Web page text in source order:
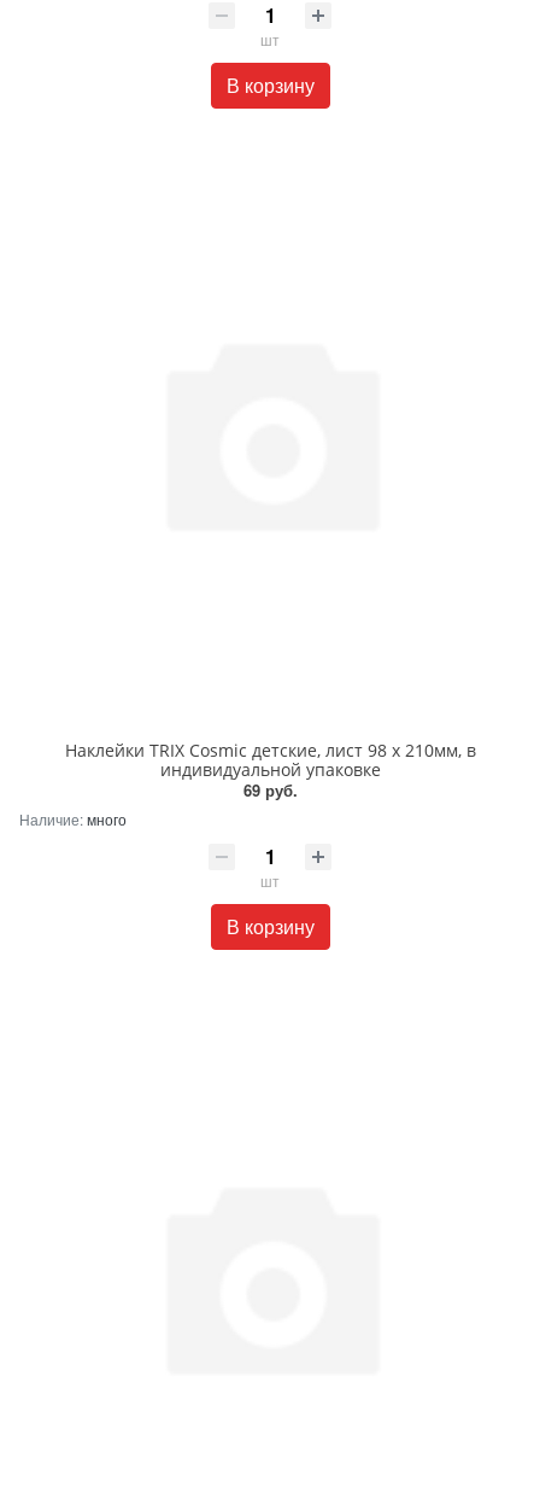
шт
В корзину
Наклейки TRIX Cosmic детские, лист 98 х 210мм, в
индивидуальной упаковке
69 руб.
Наличие:много
шт
В корзину